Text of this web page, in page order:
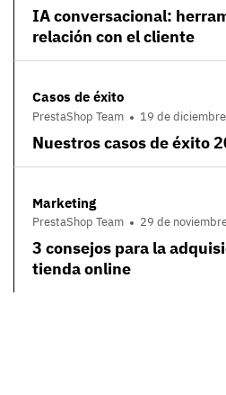
IA conversacional:
relación con el cliente
Casos de éxito
PrestaShop Team 19 de
Nuestros casos de éxito
Marketing
PrestaShop Team 29 de
3 consejos para la
tienda online